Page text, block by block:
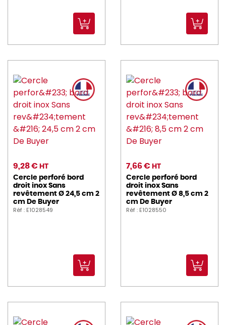
9,28 € HT
Cercle perforé bord
droit inox Sans
revêtement Ø 24,5 cm 2
cm De Buyer
Réf : E1028549
7,66 € HT
Cercle perforé bord
droit inox Sans
revêtement Ø 8,5 cm 2
cm De Buyer
Réf : E1028550